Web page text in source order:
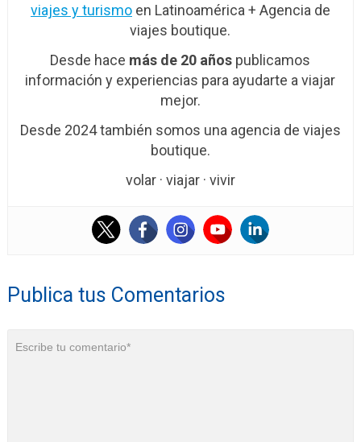
viajes y turismoen Latinoamérica + Agencia de
viajes boutique.
Desde hace más de 20 años publicamos
información y experiencias para ayudarte a viajar
mejor.
Desde 2024 también somos una agencia de viajes
boutique.
volar · viajar · vivir
Publica tus Comentarios